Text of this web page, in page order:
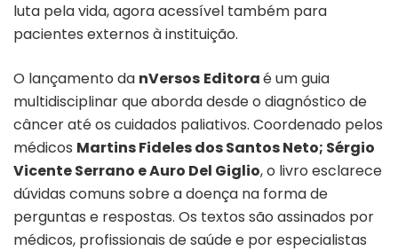
luta pela vida, agora acessível também para
pacientes externos à instituição.
O lançamento da nVersos Editoraé um guia
multidisciplinar que aborda desde o diagnóstico de
câncer até os cuidados paliativos. Coordenado pelos
médicos Martins Fideles dos Santos Neto; Sérgio
Vicente Serrano e Auro Del Giglio, o livro esclarece
dúvidas comuns sobre a doença na forma de
perguntas e respostas. Os textos são assinados por
médicos, profissionais de saúde e por especialistas